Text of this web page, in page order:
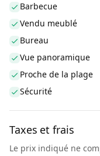
Barbecue
Vendu meublé
Bureau
Vue panoramique
Proche de la plage
Sécurité
Taxes et frais
Le prix indiqué ne